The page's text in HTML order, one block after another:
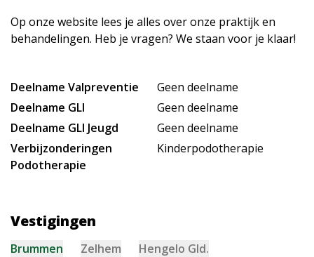
Op onze website lees je alles over onze praktijk en
behandelingen. Heb je vragen? We staan voor je klaar!
Deelname Valpreventie
Geen deelname
Deelname GLI
Geen deelname
Deelname GLI Jeugd
Geen deelname
Verbijzonderingen
Podotherapie
Kinderpodotherapie
Vestigingen
Brummen Zelhem Hengelo Gld.